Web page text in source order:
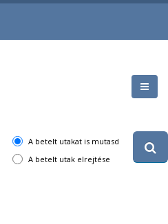
A betelt utakat is mutasd
A betelt utak elrejtése